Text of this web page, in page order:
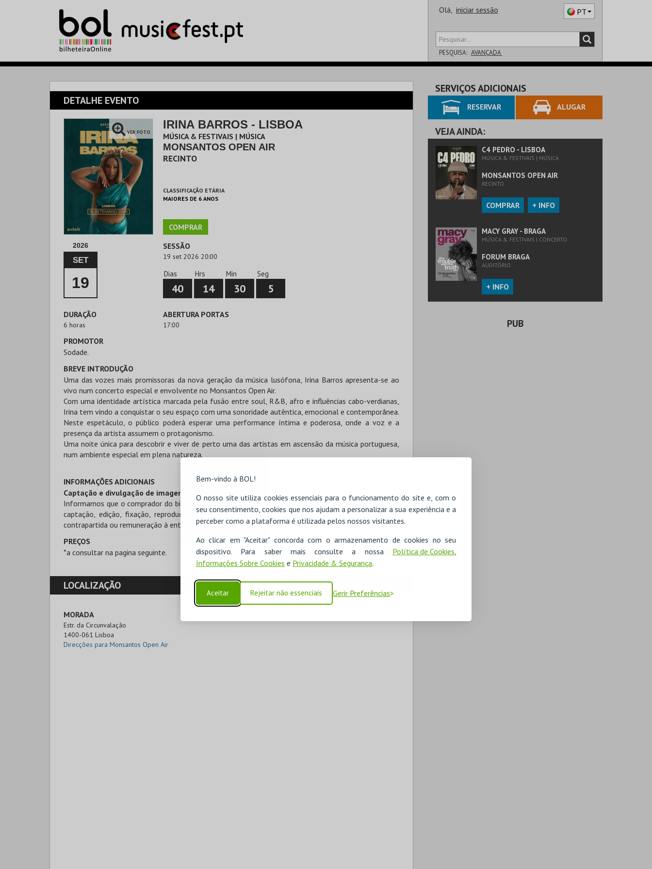
Bem-vindo à BOL!
O nosso site utiliza cookies essenciais para o funcionamento do site e, com o
seu consentimento, cookies que nos ajudam a personalizar a sua experiência e a
perceber como a plataforma é utilizada pelos nossos visitantes.
Ao clicar em "Aceitar" concorda com o armazenamento de cookies no seu
dispositivo. Para saber mais consulte a nossa Política de Cookies
Informações Sobre Cookies e Privacidade & Segurança.
Aceitar Rejeitar não essenciais Gerir Preferências
Olá, iniciar sessão PT
PESQUISA: AVANÇADA
SALA
DETALHE EVENTO
VER FOTO
IRINA BARROS - LISBOA
MÚSICA & FESTIVAIS | MÚSICA
MONSANTOS OPEN AIR
RECINTO
CLASSIFICAÇÃO ETÁRIA
MAIORES DE 6 ANOS
COMPRAR
2026
SET
19
SESSÃO
19 set 2026 20:00
Dias
40
Hrs
14
Min
30
Seg
5
DURAÇÃO
6 horas
ABERTURA PORTAS
17:00
PROMOTOR
Sodade.
BREVE INTRODUÇÃO
Uma das vozes mais promissoras da nova geração da música lusófona, Irina Barros apresenta-se ao
vivo num concerto especial e envolvente no Monsantos Open Air.
Com uma identidade artística marcada pela fusão entre soul, R&B, afro e influências cabo-verdianas,
Irina tem vindo a conquistar o seu espaço com uma sonoridade autêntica, emocional e contemporânea.
Neste espetáculo, o público poderá esperar uma performance íntima e poderosa, onde a voz e a
presença da artista assumem o protagonismo.
Uma noite única para descobrir e viver de perto uma das artistas em ascensão da música portuguesa,
num ambiente especial em plena natureza.
INFORMAÇÕES ADICIONAIS
Captação e divulgação de imagem:
Informamos que o comprador do bilhete para este espetáculo (ou convite) autoriza a cedência para a
captação, edição, fixação, reprodução e divulgação da imagem e voz, não sendo devida qualquer
contrapartida ou remuneração à entidade promotora, velvet words lda.
PREÇOS
*a consultar na pagina seguinte.
LOCALIZAÇÃO RESERVAR HOTEL
MORADA
Estr. da Circunvalação
1400-061 Lisboa
Direcções para Monsantos Open Air
SERVIÇOS ADICIONAIS
RESERVAR ALUGAR
VEJA AINDA:
C4 PEDRO - LISBOA
MÚSICA & FESTIVAIS | MÚSICA
MONSANTOS OPEN AIR
RECINTO
COMPRAR + INFO
MACY GRAY - BRAGA
MÚSICA & FESTIVAIS | CONCERTO
FORUM BRAGA
AUDITÓRIO
+ INFO
PUB